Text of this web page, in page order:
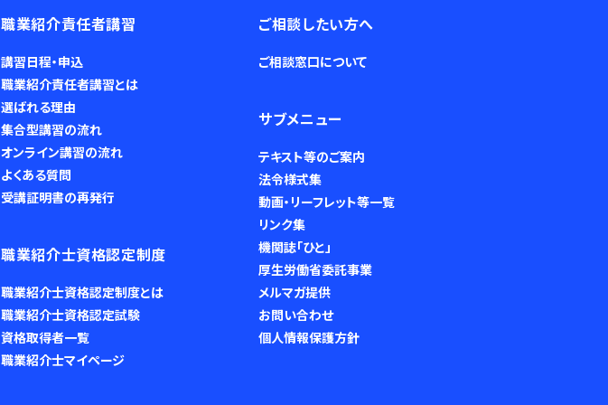
職業紹介責任者講習
講習日程・申込
職業紹介責任者講習とは
選ばれる理由
集合型講習の流れ
オンライン講習の流れ
よくある質問
受講証明書の再発行
職業紹介士資格認定制度
職業紹介士資格認定制度とは
職業紹介士資格認定試験
資格取得者一覧
職業紹介士マイページ
ご相談したい方へ
ご相談窓口について
サブメニュー
テキスト等のご案内
法令様式集
動画・リーフレット等一覧
リンク集
機関誌「ひと」
厚生労働省委託事業
メルマガ提供
お問い合わせ
個人情報保護方針